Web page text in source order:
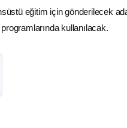
eğitim için gönderilecek
kullanılacak.